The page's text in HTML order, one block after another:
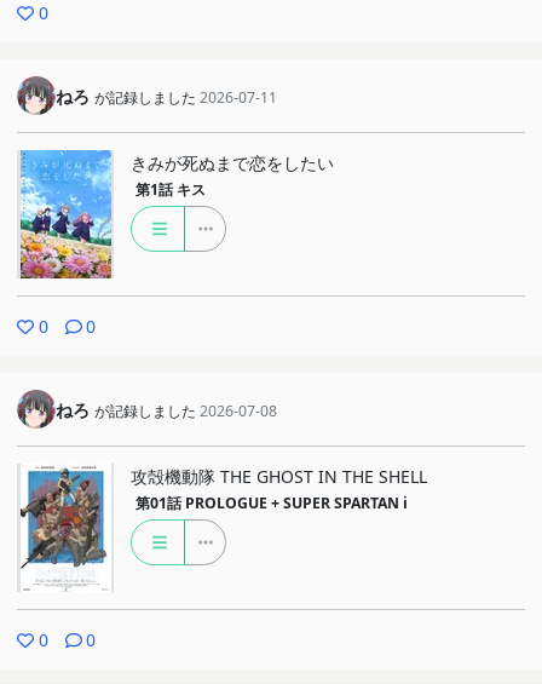
0
ねろ が記録しました 2026-07-11
きみが死ぬまで恋をしたい
第1話 キス
0 0
ねろ が記録しました 2026-07-08
攻殻機動隊 THE GHOST IN THE SHELL
第01話 PROLOGUE + SUPER SPARTAN i
0 0